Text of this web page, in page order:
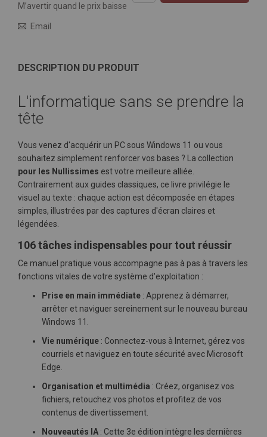
M’avertir quand le prix baisse
Email
DESCRIPTION DU PRODUIT
L'informatique sans se prendre la
tête
Vous venez d'acquérir un PC sous Windows 11 ou vous
souhaitez simplement renforcer vos bases ? La collection
pour les Nullissimes est votre meilleure alliée.
Contrairement aux guides classiques, ce livre privilégie le
visuel au texte : chaque action est décomposée en étapes
simples, illustrées par des captures d'écran claires et
légendées.
106 tâches indispensables pour tout réussir
Ce manuel pratique vous accompagne pas à pas à travers les
fonctions vitales de votre système d'exploitation :
Prise en main immédiate : Apprenez à démarrer,
arrêter et naviguer sereinement sur le nouveau bureau
Windows 11.
Vie numérique : Connectez-vous à Internet, gérez vos
courriels et naviguez en toute sécurité avec Microsoft
Edge.
Organisation et multimédia : Créez, organisez vos
fichiers, retouchez vos photos et profitez de vos
contenus de divertissement.
Nouveautés IA : Cette 3e édition intègre les dernières